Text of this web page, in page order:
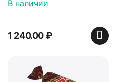
В наличии
1 240.00₽